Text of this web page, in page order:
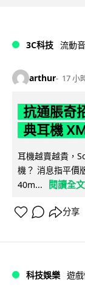
3C科技 流動
arthur 17 小
抗通脹奇
典耳機
耳機越賣越貴，
機？ 消息指平價
40m...
閱讀全文
分享
科技娛樂 遊